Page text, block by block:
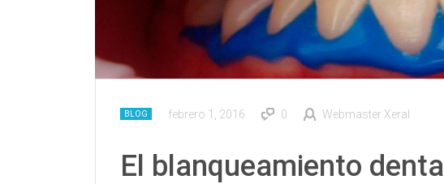
BLOG febrero 1, 2016 0 Webmaster Xeral
El blanqueamiento dental